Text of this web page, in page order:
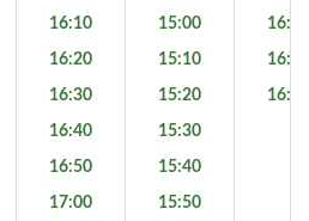
16:10
16:20
16:30
16:40
16:50
17:00
15:00
15:10
15:20
15:30
15:40
15:50
16:00
16:10
16:20